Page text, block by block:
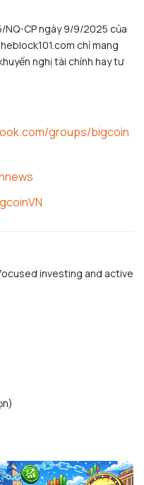
CP ngày 9/9/2025 của
chỉ mang
nghị tài chính hay tư
groups/bigcoin
investing and active